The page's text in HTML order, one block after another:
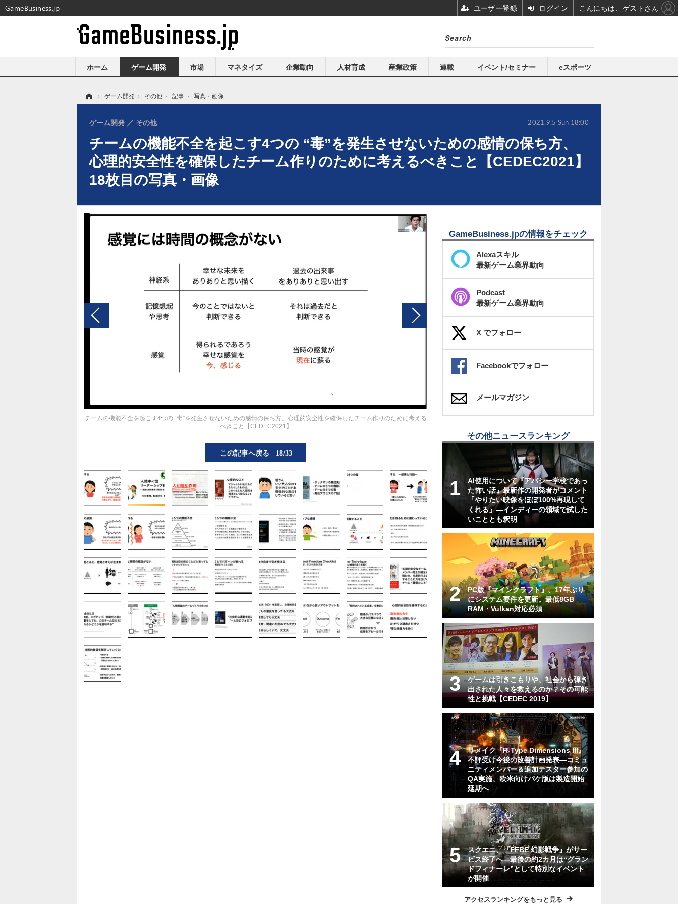
ホーム ゲーム開発 市場 マネタイズ 企業動向 人材育成 産業政策 連載 イベント/セミナー eスポーツ
› ゲーム開発 › その他 › 記事 › 写真・画像
チームの機能不全を起こす4つの “毒”を発生させないための感情の保ち方、
心理的安全性を確保したチーム作りのために考えるべきこと【CEDEC2021】
18枚目の写真・画像
ゲーム開発 その他 2021.9.5 Sun 18:00
チームの機能不全を起こす4つの “毒”を発生させないための感情の保ち方、心理的安全性を確保したチーム作りのために考える
べきこと【CEDEC2021】
この記事へ戻る 18/33
GameBusiness.jpの情報をチェック
Alexaスキル
最新ゲーム業界動向
Podcast
最新ゲーム業界動向
X でフォロー
Facebookでフォロー
メールマガジン
その他ニュースランキング
AI使用について『アパシー学校であっ
た怖い話』最新作の開発者がコメント
「やりたい映像をほぼ100%再現して
くれる」―インディーの領域で試した
いこととも釈明
PC版『マインクラフト』、17年ぶり
にシステム要件を更新。最低8GB
RAM・Vulkan対応必須
ゲームは引きこもりや、社会から弾き
出された人々を救えるのか？その可能
性と挑戦【CEDEC 2019】
リメイク『R-Type Dimensions III』
不評受け今後の改善計画発表―コミュ
ニティメンバー＆追加テスター参加の
QA実施、欧米向けパケ版は製造開始
延期へ
スクエニ、『FFBE 幻影戦争』がサー
ビス終了へ―最後の約2カ月は“グラン
ドフィナーレ”として特別なイベント
が開催
アクセスランキングをもっと見る
GameBusiness.jp ユーザー登録 ログイン こんにちは、ゲストさん